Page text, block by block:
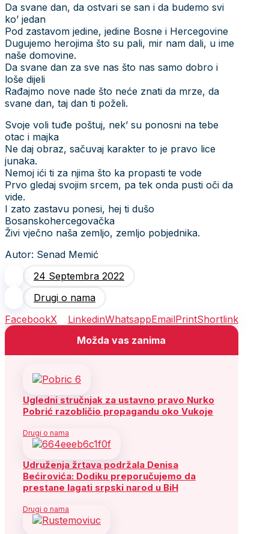
Da svane dan, da ostvari se san i da budemo svi
ko’ jedan
Pod zastavom jedine, jedine Bosne i Hercegovine
Dugujemo herojima što su pali, mir nam dali, u ime
naše domovine.
Da svane dan za sve nas što nas samo dobro i
loše dijeli
Rađajmo nove nade što neće znati da mrze, da
svane dan, taj dan ti poželi.
Svoje voli tuđe poštuj, nek’ su ponosni na tebe
otac i majka
Ne daj obraz, sačuvaj karakter to je pravo lice
junaka.
Nemoj ići ti za njima što ka propasti te vode
Prvo gledaj svojim srcem, pa tek onda pusti oči da
vide.
I zato zastavu ponesi, hej ti dušo
Bosanskohercegovačka
Živi vječno naša zemljo, zemljo pobjednika.
Autor: Senad Memić
24 Septembra 2022
Drugi o nama
FacebookX LinkedinWhatsappEmailPrintShortlink
Možda vas zanima
Ugledni stručnjak za ustavno pravo Nurko
Pobrić razobličio propagandu oko Vukoje
Drugi o nama
Udruženja žrtava podržala Denisa
Bećirovića: Dodiku preporučujemo da
prestane lagati srpski narod u BiH
Drugi o nama